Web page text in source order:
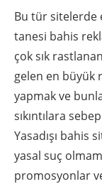
Bu tür sitelerde
tanesi bahis
çok sık
gelen en büyük
yapmak ve
sıkıntılara
Yasadışı bahis
yasal suç
promosyonlar